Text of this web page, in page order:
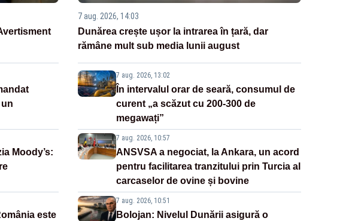
Moody’s:
este
7 aug. 2026, 14:03
Dunărea crește ușor la intrarea în țară, dar
rămâne mult sub media lunii august
7 aug. 2026, 13:02
În intervalul orar de seară, consumul de
curent „a scăzut cu 200-300 de
megawați”
7 aug. 2026, 10:57
ANSVSA a negociat, la Ankara, un acord
pentru facilitarea tranzitului prin Turcia al
carcaselor de ovine și bovine
7 aug. 2026, 10:51
Bolojan: Nivelul Dunării asigură o